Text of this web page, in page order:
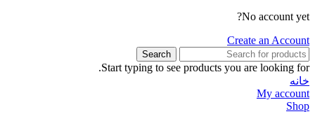
No account yet?
Create an Account
Search
Start typing to see products you are looking for.
خانه
My account
Shop